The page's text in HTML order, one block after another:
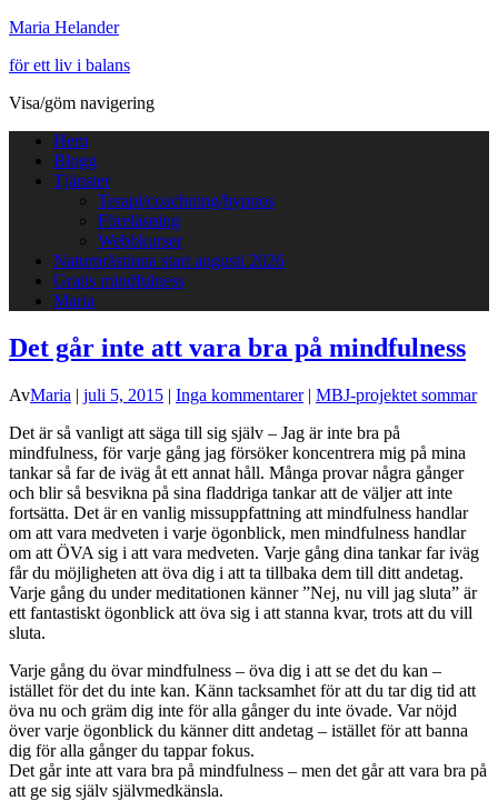
Maria Helander
för ett liv i balans
Visa/göm navigering
Hem
Blogg
Tjänster
Terapi/coachning/hypnos
Föreläsning
Webbkurser
Naturprästinna start augusti 2026
Gratis mindfulness
Maria
Det går inte att vara bra på mindfulness
AvMaria | juli 5, 2015 | Inga kommentarer| MBJ-projektet sommar
Det är så vanligt att säga till sig själv – Jag är inte bra på
mindfulness, för varje gång jag försöker koncentrera mig på mina
tankar så far de iväg åt ett annat håll. Många provar några gånger
och blir så besvikna på sina fladdriga tankar att de väljer att inte
fortsätta. Det är en vanlig missuppfattning att mindfulness handlar
om att vara medveten i varje ögonblick, men mindfulness handlar
om att ÖVA sig i att vara medveten. Varje gång dina tankar far iväg
får du möjligheten att öva dig i att ta tillbaka dem till ditt andetag.
Varje gång du under meditationen känner ”Nej, nu vill jag sluta” är
ett fantastiskt ögonblick att öva sig i att stanna kvar, trots att du vill
sluta.
Varje gång du övar mindfulness – öva dig i att se det du kan –
istället för det du inte kan. Känn tacksamhet för att du tar dig tid att
öva nu och gräm dig inte för alla gånger du inte övade. Var nöjd
över varje ögonblick du känner ditt andetag – istället för att banna
dig för alla gånger du tappar fokus.
Det går inte att vara bra på mindfulness – men det går att vara bra på
att ge sig själv självmedkänsla.